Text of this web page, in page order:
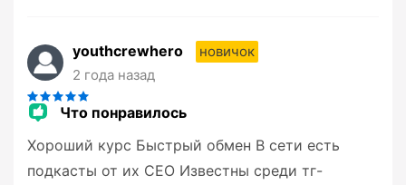
youthcrewhero
новичок
2 года назад
Что понравилось
Хороший курс Быстрый обмен В сети есть
подкасты от их СЕО Известны среди тг-